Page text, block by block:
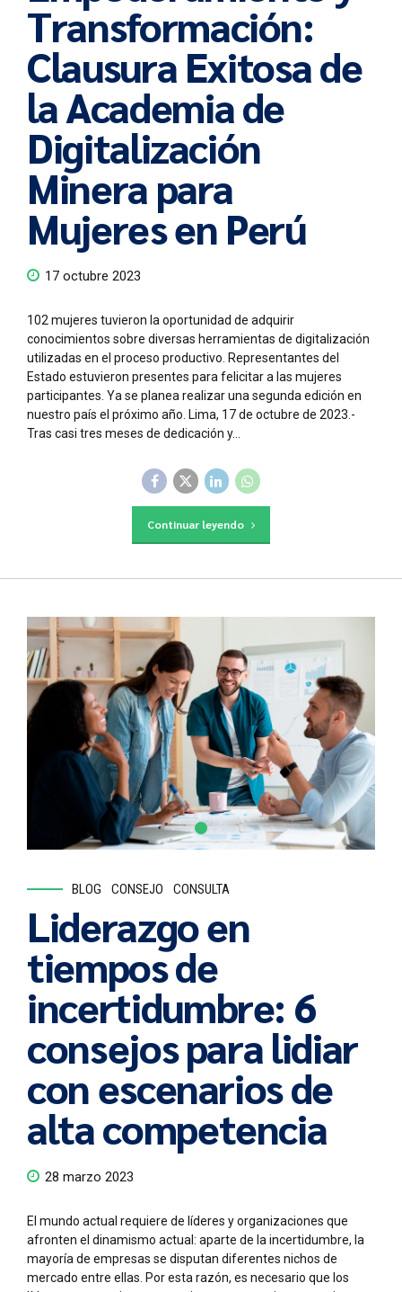
Transformación:
Clausura Exitosa de
la Academia de
Digitalización
Minera para
Mujeres en Perú
17 octubre 2023
102 mujeres tuvieron la oportunidad de adquirir
conocimientos sobre diversas herramientas de digitalización
utilizadas en el proceso productivo. Representantes del
Estado estuvieron presentes para felicitar a las mujeres
participantes. Ya se planea realizar una segunda edición en
nuestro país el próximo año. Lima, 17 de octubre de 2023.-
Tras casi tres meses de dedicación y...
Continuar leyendo
BLOG CONSEJO CONSULTA
Liderazgo en
tiempos de
incertidumbre: 6
consejos para lidiar
con escenarios de
alta competencia
28 marzo 2023
El mundo actual requiere de líderes y organizaciones que
afronten el dinamismo actual: aparte de la incertidumbre, la
mayoría de empresas se disputan diferentes nichos de
mercado entre ellas. Por esta razón, es necesario que los